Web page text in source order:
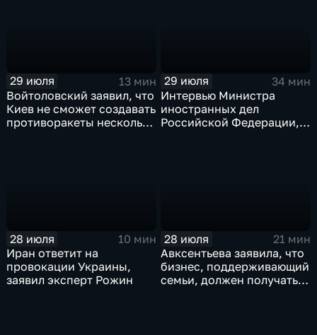
29 июля
13 мин
Войтоловский заявил, что
Киев не сможет создавать
противоракеты несколько
29 июля
34 мин
Интервью Министра
иностранных дел
Российской Федерации,
28 июля
10 мин
Иран ответит на
провокации Украины,
заявил эксперт Рожин
28 июля
21 мин
Авксентьева заявила, что
бизнес, поддерживающий
семьи, должен получать